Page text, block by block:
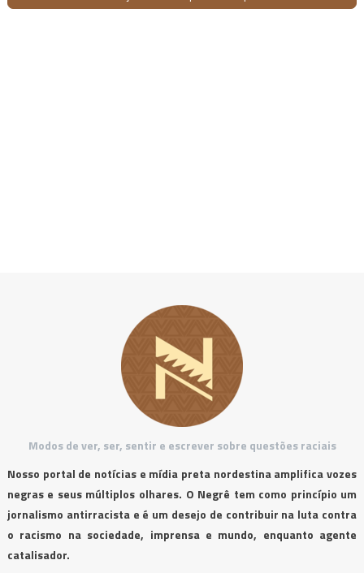
Modos de ver, ser, sentir e escrever sobre questões raciais
Nosso portal de notícias e mídia preta nordestina amplifica vozes
negras e seus múltiplos olhares. O Negrê tem como princípio um
jornalismo antirracista e é um desejo de contribuir na luta contra
o racismo na sociedade, imprensa e mundo, enquanto agente
catalisador.